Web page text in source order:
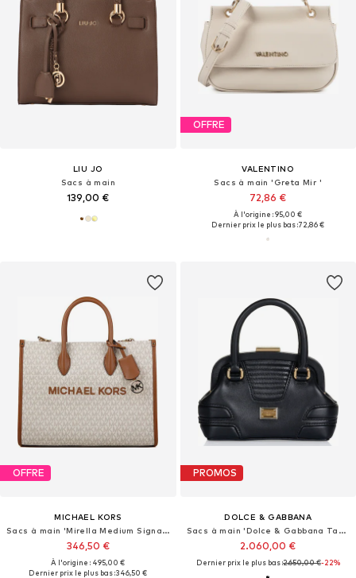
LIU JO
Sacs à main
139,00 €
OFFRE
VALENTINO
Sacs à main 'Greta Mir '
72,86 €
À l'origine : 95,00 €
Dernier prix le plus bas :72,86 €
OFFRE
MICHAEL KORS
Sacs à main 'Mirella Medium Signature Logo Tote Bag'
346,50 €
À l'origine : 495,00 €
Dernier prix le plus bas :346,50 €
PROMOS
DOLCE & GABBANA
Sacs à main 'Dolce & Gabbana Tasche'
2.060,00 €
Dernier prix le plus bas :2.650,00 €-22%